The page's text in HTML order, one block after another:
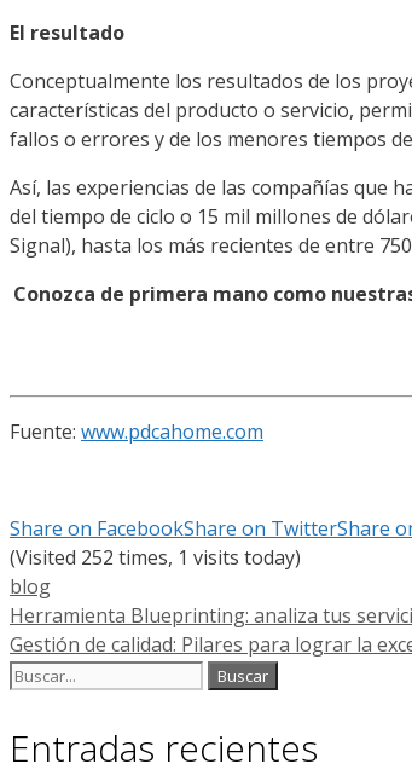
El resultado
Conceptualmente los resultados de los
características del producto o servicio,
fallos o errores y de los menores tiempos
Así, las experiencias de las compañías que
del tiempo de ciclo o 15 mil millones de
Signal), hasta los más recientes de entre
Conozca de primera mano como
Fuente: www.pdcahome.com
Share on FacebookShare on TwitterShare
(Visited 252 times, 1 visits today)
Categorías
blog
Herramienta Blueprinting: analiza tus
Gestión de calidad: Pilares para lograr la
Buscar:
Entradas recientes